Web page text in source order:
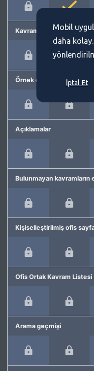
Kavram önerme
Örnek cümleler
Açıklamalar
Bulunmayan
Kişiselleştirilmiş ofis
Ofis Ortak Kavram Listesi
Arama geçmişi
Mobil
daha
İptal Et